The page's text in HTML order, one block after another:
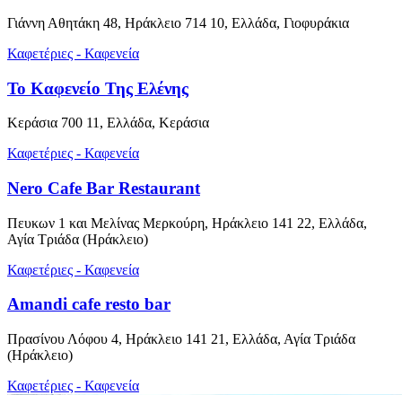
Γιάννη Αθητάκη 48, Ηράκλειο 714 10, Ελλάδα, Γιοφυράκια
Καφετέριες - Καφενεία
Το Καφενείο Της Ελένης
Κεράσια 700 11, Ελλάδα, Κεράσια
Καφετέριες - Καφενεία
Nero Cafe Bar Restaurant
Πευκων 1 και Μελίνας Μερκούρη, Ηράκλειο 141 22, Ελλάδα,
Αγία Τριάδα (Ηράκλειο)
Καφετέριες - Καφενεία
Amandi cafe resto bar
Πρασίνου Λόφου 4, Ηράκλειο 141 21, Ελλάδα, Αγία Τριάδα
(Ηράκλειο)
Καφετέριες - Καφενεία